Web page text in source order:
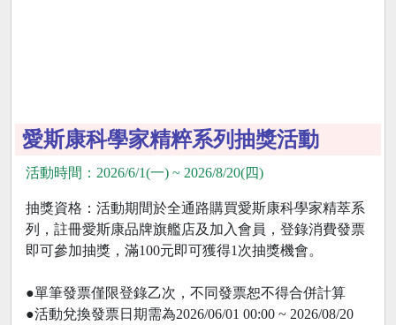
愛斯康科學家精粹系列抽獎活動
活動時間：2026/6/1(一) ~ 2026/8/20(四)
抽獎資格：活動期間於全通路購買愛斯康科學家精萃系
列，註冊愛斯康品牌旗艦店及加入會員，登錄消費發票
即可參加抽獎，滿100元即可獲得1次抽獎機會。
●單筆發票僅限登錄乙次，不同發票恕不得合併計算
●活動兌換發票日期需為2026/06/01 00:00 ~ 2026/08/20